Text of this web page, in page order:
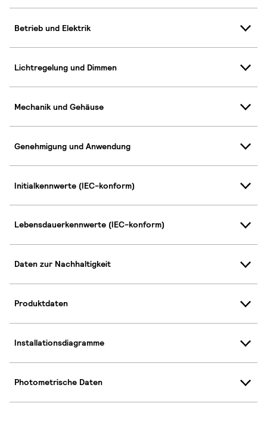
Betrieb und Elektrik
Lichtregelung und Dimmen
Mechanik und Gehäuse
Genehmigung und Anwendung
Initialkennwerte (IEC-konform)
Lebensdauerkennwerte (IEC-konform)
Daten zur Nachhaltigkeit
Produktdaten
Installationsdiagramme
Photometrische Daten